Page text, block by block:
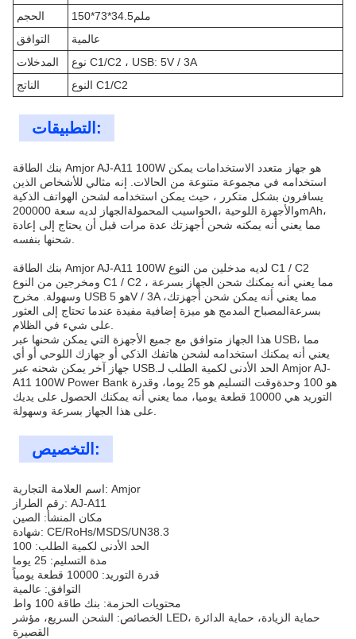
الحجم
150*73*34.5ملم
التوافق
عالمية
المدخلات
نوع C1/C2 ، USB: 5V / 3A
الناتج
النوع C1/C2
التطبيقات:
بنك الطاقة Amjor AJ-A11 100W هو جهاز متعدد الاستخدامات يمكن
استخدامه في مجموعة متنوعة من الحالات. إنه مثالي للأشخاص الذين
يسافرون بشكل متكرر ، حيث يمكن استخدامه لشحن الهواتف الذكية
والأجهزة اللوحية ،الحواسيب المحمولةالجهاز لديه سعة 200000mAh،
مما يعني أنه يمكنه شحن أجهزتك عدة مرات قبل أن يحتاج إلى إعادة
بنك الطاقة Amjor AJ-A11 100W لديه مدخلين من النوع C1 / C2
ومخرجين من النوع C1 / C2 ، مما يعني أنه يمكنك شحن الجهاز بسرعة
وسهولة. مخرج USB هو 5V / 3A ،مما يعني أنه يمكن شحن أجهزتك
بسرعةالمصباح المدمج هو ميزة إضافية مفيدة عندما تحتاج إلى العثور
هذا الجهاز متوافق مع جميع الأجهزة التي يمكن شحنها عبر USB، مما
يعني أنه يمكنك استخدامه لشحن هاتفك الذكي أو جهازك اللوحي أو أي
جهاز آخر يمكن شحنه عبر USB.الحد الأدنى لكمية الطلب لـ Amjor AJ-
A11 100W Power Bank هو 100 وحدةوقت التسليم هو 25 يوما، وقدرة
التوريد هي 10000 قطعة يوميا، مما يعني أنه يمكنك الحصول على يديك
التخصيص:
اسم العلامة التجارية: Amjor
رقم الطراز: AJ-A11
مكان المنشأ: الصين
شهادة: CE/RoHs/MSDS/UN38.3
الحد الأدنى لكمية الطلب: 100
مدة التسليم: 25 يوما
قدرة التوريد: 10000 قطعة يومياً
التوافق: عالمية
محتويات الحزمة: بنك طاقة 100 واط
الخصائص: الشحن السريع، مؤشر LED، حماية الزيادة، حماية الدائرة
القصيرة